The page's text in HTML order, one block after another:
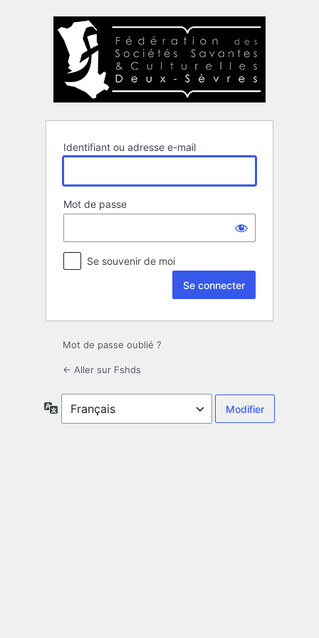
connecter
Identifiant ou adresse e-mail
Mot de passe
Se souvenir de moi
Mot de passe oublié ?
← Aller sur Fshds
Langue